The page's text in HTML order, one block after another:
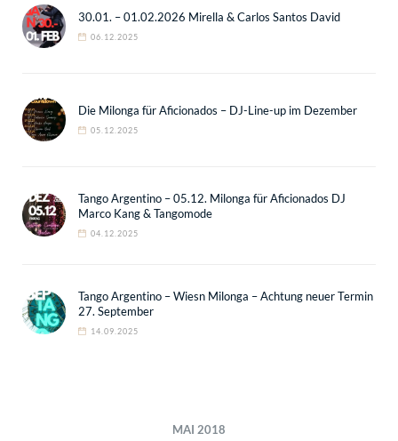
30.01. – 01.02.2026 Mirella & Carlos Santos David
06.12.2025
Die Milonga für Aficionados – DJ-Line-up im Dezember
05.12.2025
Tango Argentino – 05.12. Milonga für Aficionados DJ
Marco Kang & Tangomode
04.12.2025
Tango Argentino – Wiesn Milonga – Achtung neuer Termin
27. September
14.09.2025
MAI 2018